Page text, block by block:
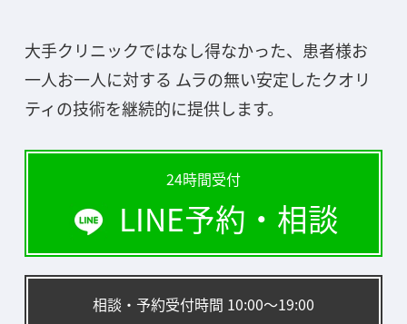
大手クリニックではなし得なかった、患者様お
一人お一人に対する ムラの無い安定したクオリ
ティの技術を継続的に提供します。
相談・予約受付時間 10:00〜19:00
24時間受付
LINE予約・相談